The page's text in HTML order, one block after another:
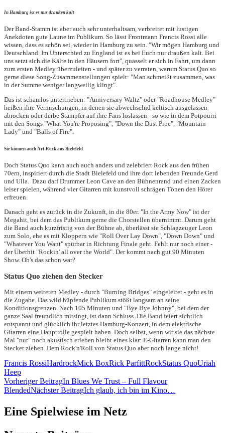
In Hamburg ist es nur draußen kalt
Der Band-Stamm ist aber auch sehr unterhaltsam, verbreitet mit lustigen
Anekdoten gute Laune im Publikum. So lässt Frontmann Francis Rossi alle
wissen, dass es schön sei, wieder in Hamburg zu sein. "Wir mögen Hamburg und
Deutschland. Im Unterschied zu England ist es bei Euch nur draußen kalt. Bei
uns setzt sich die Kälte in den Häusern fort", quasselt er sich in Fahrt, um dann
zum ersten Medley überzuleiten - und später zu verraten, warum Status Quo so
gerne diese Song-Zusammenstellungen spielt: "Man schmeißt zusammen, was
in der Summe weniger langweilig klingt".
Das ist schamlos untertrieben: "Anniversary Waltz" oder "Roadhouse Medley"
heißen ihre Vermischungen, in denen sie abwechselnd keltisch ausgelassen
abrocken oder derbe Stampfer auf ihre Fans loslassen - so wie in dem Potpourri
mit den Songs "What You're Proposing", "Down the Dust Pipe", "Mountain
Lady" und "Balls of Fire".
Sie können auch Art-Rock aus Bielefeld
Doch Status Quo kann auch auch anders und zelebriert Rock aus den frühen
70ern, inspiriert durch die Stadt Bielefeld und ihre dort lebenden Freunde Gerd
und Ulla. Dazu darf Drummer Leon Cave an den Bühnenrand und einen Zacken
leiser spielen, während vier Gitarren mit kunstvoll schrägen Tönen den Hörer
erfreuen.
Danach geht es zurück in die Zukunft, in die 80er. "In the Army Now" ist der
Megahit, bei dem das Publikum gerne die Chorstellen übernimmt. Darum geht
die Band auch kurzfristig von der Bühne ab, überlässt sie Schlagzeuger Leon
zum Solo, ehe es mit Kloppern wie "Roll Over Lay Down", "Down Down" und
"Whatever You Want" spürbar in Richtung Finale geht. Fehlt nur noch einer -
der Überhit "Rockin' all over the World". Der kommt nach gut 90 Minuten
Show. Ob's das schon war?
Status Quo ziehen den Stecker
Mit einem weiteren Medley - durch "Burning Bridges" eingeleitet - geht es in
die Zugabe. Das wild hüpfende Publikum stößt langsam an seine
Konditionsgrenzen. Nach 105 Minuten und "Bye Bye Johnny", bei dem der
ganze Saal freundlich mitsingt, ist dann Schluss. Die Band feiert sichtlich
entspannt und glücklich ihr letztes Hamburg-Konzert, in dem elektrische
Gitarren eine Hauptrolle gespielt haben. Doch selbst, wenn wir sie das nächste
Mal "nur" noch akustisch erleben bleibt eines klar: E-Gitarren kann man den
Stecker ziehen. Dem Rock'n'Roll von Status Quo aber noch lange nicht!
Francis RossiHardrockMick BoxRick ParfittRockStatus QuoUriah
Heep
Beitragsnavigation
Vorheriger BeitragIn Blues We Trust – Full Flavour
BlendedNächster BeitragIch glaub, ich bin im Kino…
Eine Spielwiese im Netz